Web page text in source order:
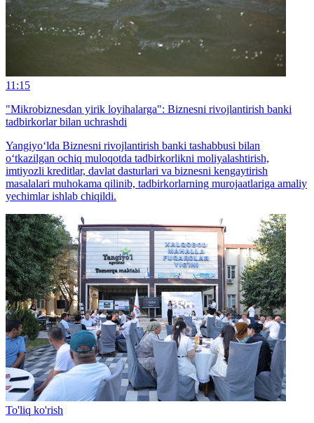
11:15
"Mikrobiznesdan yirik loyihalarga": Biznesni rivojlantirish banki
tadbirkorlar bilan uchrashdi
Yangiyo‘lda Biznesni rivojlantirish banki tashabbusi bilan
o‘tkazilgan ochiq muloqotda tadbirkorlikni moliyalashtirish,
imtiyozli kreditlar, davlat dasturlari va biznesni kengaytirish
masalalari muhokama qilinib, tadbirkorlarning murojaatlariga amaliy
yechimlar ishlab chiqildi.
To'liq ko'rish